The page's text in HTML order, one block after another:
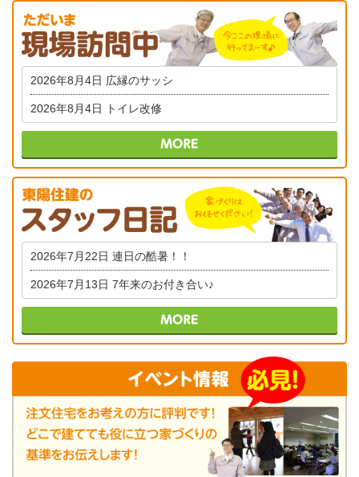
2026年8月4日 広縁のサッシ
2026年8月4日 トイレ改修
2026年7月22日 連日の酷暑！！
2026年7月13日 7年来のお付き合い♪